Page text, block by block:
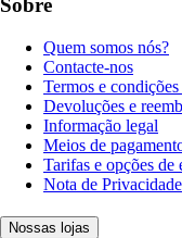
Sobre
Quem somos nós?
Contacte-nos
Termos e
Devoluções e
Informação legal
Meios de
Tarifas e opções de
Nota de Privacidade
Nossas lojas